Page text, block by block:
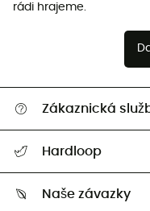
rádi hrajeme.
Zákaznická
Vrácení zboží a peněz
Hardloop
Naše závazky